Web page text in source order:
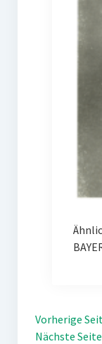
Vorherige
Nächste Seite